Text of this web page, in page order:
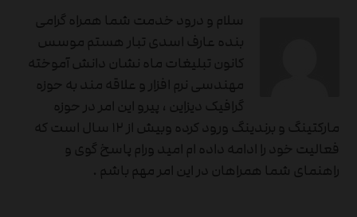
سلام و درود خدمت شما همراه گرامی
بنده عارف اسدی تبار هستم موسس
کانون تبلیغات ماه نشان دانش آموخته
مهندسی نرم افزار و علاقه مند به حوزه
گرافیک دیزاین ، پیرو این امر در حوزه
مارکتینگ و برندینگ ورود کرده وبیش از ۱۲ سال است که
فعالیت خود را ادامه داده ام امید ورام پاسخ گوی و
راهنمای شما همراهان در این امر مهم باشم .